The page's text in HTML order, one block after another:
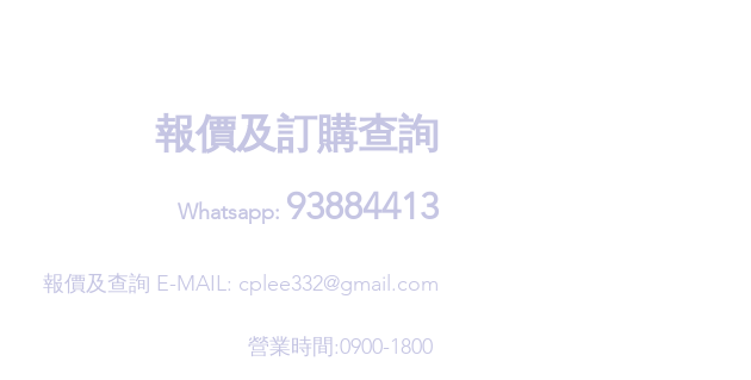
報價及訂購查詢
Whatsapp: 93884413
​報價及查詢 E-MAIL: cplee332@gmail.com
營業時間:0900-1800